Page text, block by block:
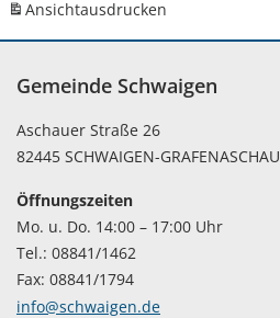
Ansichtausdrucken
Gemeinde Schwaigen
Aschauer Straße 26
82445 SCHWAIGEN-GRAFENASCHAU
Öffnungszeiten
Mo. u. Do. 14:00 – 17:00 Uhr
Tel.: 08841/1462
Fax: 08841/1794
info@schwaigen.de